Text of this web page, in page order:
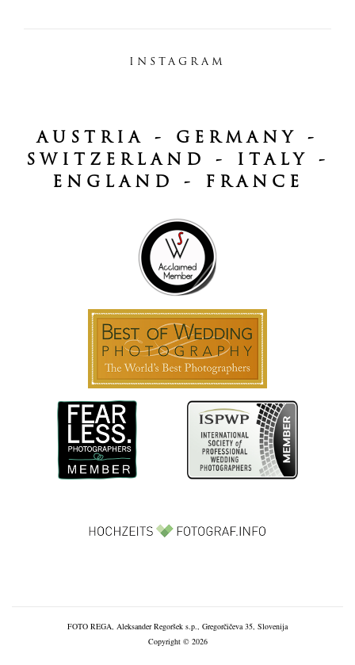
INSTAGRAM
AUSTRIA - GERMANY -
SWITZERLAND - ITALY -
ENGLAND - FRANCE
FOTO REGA, Aleksander Regoršek s.p., Gregorčičeva 35, Slovenija
Copyright © 2026